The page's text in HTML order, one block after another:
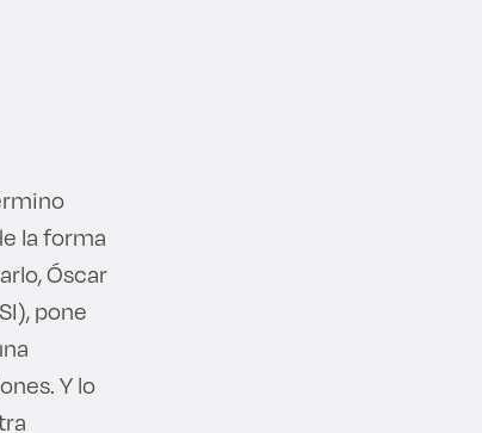
la forma
Óscar
pone
Y lo